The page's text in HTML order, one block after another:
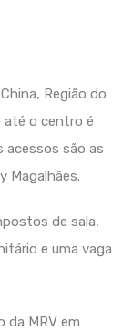
Região do
até o centro é
acessos são as
Magalhães.
de sala,
e uma vaga
da MRV em